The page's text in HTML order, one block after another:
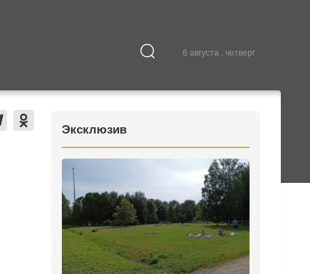
6 августа , четверг
Культура
Эксклюзив